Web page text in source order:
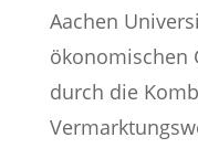
Aachen
ökonomischen
durch die